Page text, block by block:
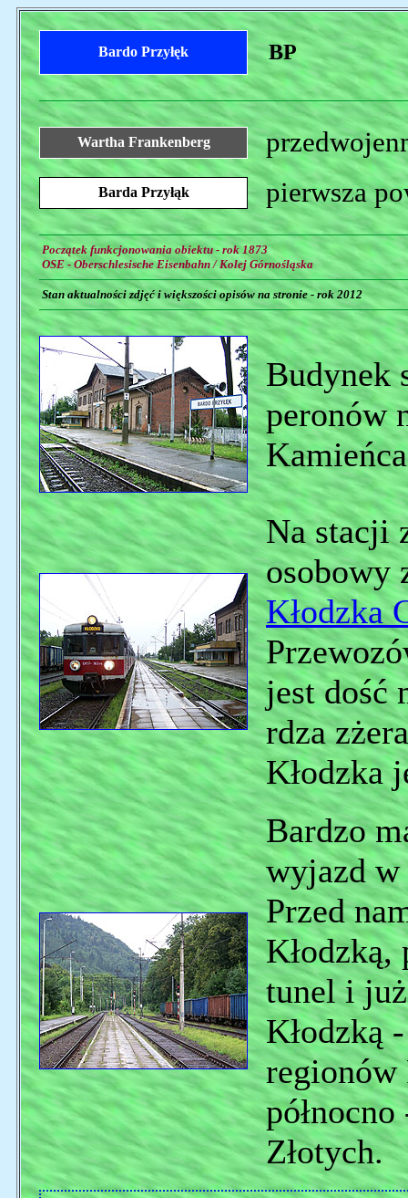
Bardo Przyłęk BP
Wartha Frankenberg
Barda Przyłąk pierwsza
Początek funkcjonowania obiektu - rok 1873
OSE - Oberschlesische Eisenbahn / Kolej Górnośląska
Stan aktualności zdjęć i większości opisów na stronie - rok 2012
Budynek
peronów
Na stacji
osobowy
Kłodzka
jest dość
rdza
Kłodzka
Bardzo
wyjazd w
Przed
Kłodzką,
tunel i
Kłodzką
regionów
Złotych.